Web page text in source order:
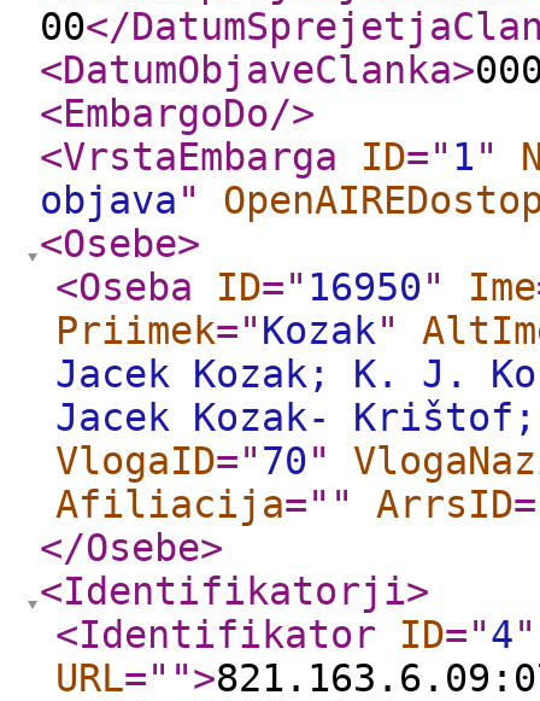
00</
<DatumObjaveClanka>
<EmbargoDo/>
<VrstaEmbarga
ID=" 1"
objava"
<Osebe>
<Oseba
ID=" 16950" Ime
Priimek="Kozak"
Jacek Kozak; K. J.
Jacek Kozak- Krištof;
VlogaID="70"
Afiliacija=" " ArrsID
</Osebe>
<Identifikatorji>
<Identifikator
ID="4"
URL=" ">